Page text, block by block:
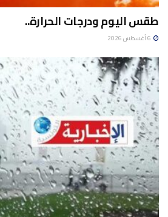
طقس اليوم ودرجات الحرارة..